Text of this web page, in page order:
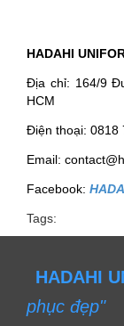
HADAHI
Địa chỉ: 164/9
HCM
Điện thoại: 0818
Email:
Facebook:
Tags:
HADAHI
phục đẹp"